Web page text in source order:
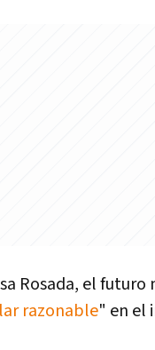
Rosada, el futuro
razonable" en el